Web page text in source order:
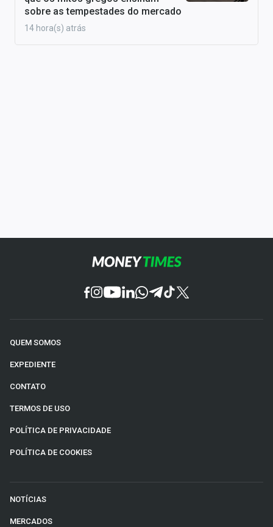
sobre as tempestades do mercado
14 hora(s) atrás
QUEM SOMOS
EXPEDIENTE
CONTATO
TERMOS DE USO
POLÍTICA DE PRIVACIDADE
POLÍTICA DE COOKIES
NOTÍCIAS
MERCADOS